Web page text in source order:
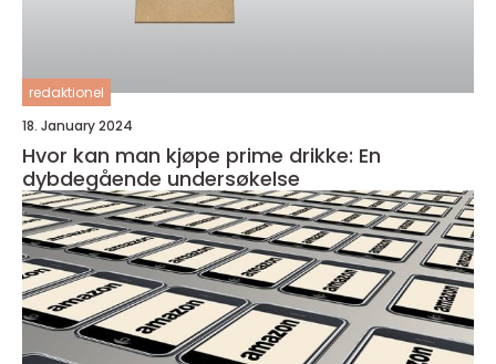
redaktionel
18. January 2024
Hvor kan man kjøpe prime drikke: En
dybdegående undersøkelse